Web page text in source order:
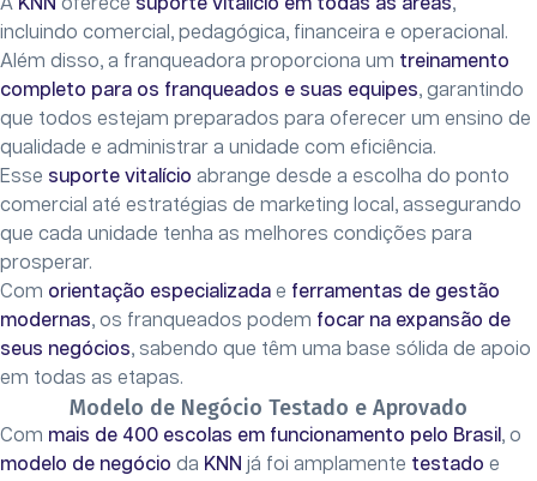
incluindo comercial, pedagógica, financeira e operacional.
Além disso, a franqueadora proporciona um treinamento
completo para os franqueados e suas equipes, garantindo
que todos estejam preparados para oferecer um ensino de
qualidade e administrar a unidade com eficiência.
Esse suporte vitalício abrange desde a escolha do ponto
comercial até estratégias de marketing local, assegurando
que cada unidade tenha as melhores condições para
prosperar.
Com orientação especializada e ferramentas de gestão
modernas, os franqueados podem focar na expansão de
seus negócios, sabendo que têm uma base sólida de apoio
em todas as etapas.
Modelo de Negócio Testado e Aprovado
Com mais de 400 escolas em funcionamento pelo Brasil , o
modelo de negócio da KNN já foi amplamente testado e